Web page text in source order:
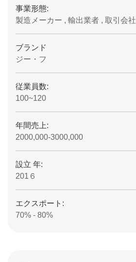
事業形態:
製造メーカー , 輸出業者 , 取引会社
ブランド
ジー・フ
従業員数:
100~120
年間売上:
2000,000-3000,000
設立 年:
201６
エクスポート:
70% - 80%